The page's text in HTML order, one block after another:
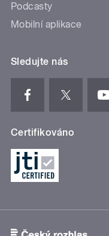
Podcasty
Mobilní aplikace
Sledujte nás
Certifikováno